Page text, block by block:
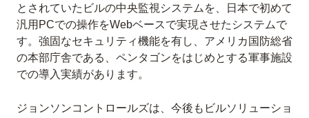
とされていたビルの中央監視システムを、日本で初めて
汎用PCでの操作をWebベースで実現させたシステムで
す。強固なセキュリティ機能を有し、アメリカ国防総省
の本部庁舎である、ペンタゴンをはじめとする軍事施設
での導入実績があります。
ジョンソンコントロールズは、今後もビルソリューショ